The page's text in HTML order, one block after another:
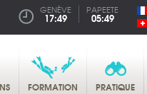
GENÈVE
17:49
PAPEETE
05:49
FORMATION PRATIQUE